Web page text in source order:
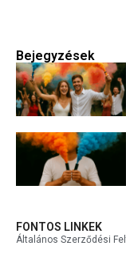
Bejegyzések
FONTOS LINKEK
Általános Szerződési